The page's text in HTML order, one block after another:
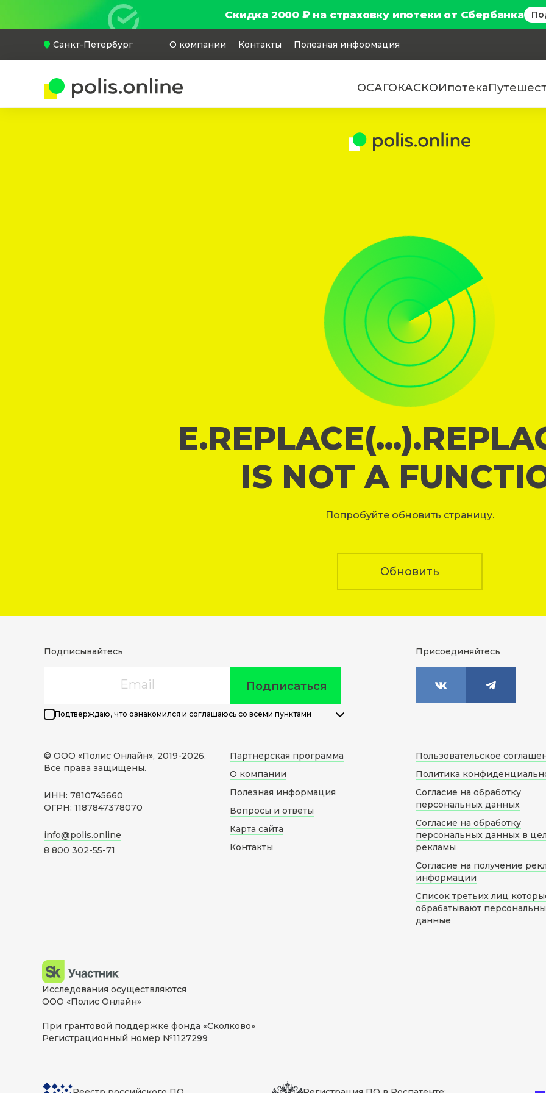
Скидка 2000 ₽ на страховку ипотеки от Сбербанка
Санкт-Петербург О компании Контакты Полезная информация
ОСАГОКАСКОИпотека
IS NOT A
Попробуйте обновить страницу.
Обновить
Подписывайтесь
Подписаться
Подтверждаю, что ознакомился и соглашаюсь со всеми пунктами
Присоединяйтесь
© ООО «Полис Онлайн», 2019-2026.
Все права защищены.
ИНН: 7810745660
ОГРН: 1187847378070
info@polis.online
8 800 302-55-71
Партнерская программа
О компании
Полезная информация
Вопросы и ответы
Карта сайта
Контакты
Пользовательское
Политика
Согласие на обработку
персональных данных
Согласие на обработку
персональных данных в
рекламы
Согласие на получение
информации
Список третьих лиц
обрабатывают
данные
Исследования осуществляются
ООО «Полис Онлайн»
При грантовой поддержке фонда «Сколково»
Регистрационный номер №1127299